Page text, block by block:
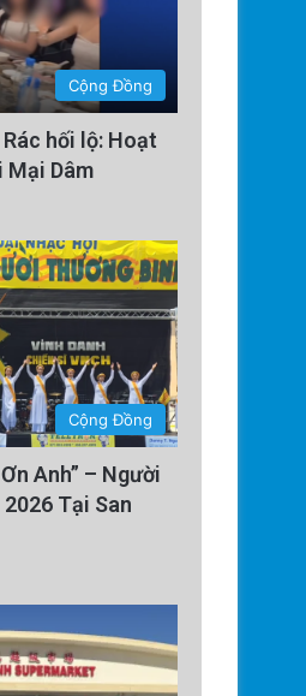
dụng công
tình trạng mất
Cộng Đồng
hối lộ: Hoạt
Mại Dâm
Cộng Đồng
Anh” – Người
Tại San